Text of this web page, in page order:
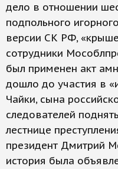
дело в отношении
подпольного
версии СК РФ,
сотрудники
был применен акт
дошло до участия в
Чайки, сына
следователей
лестнице
президент Дмитрий
история была